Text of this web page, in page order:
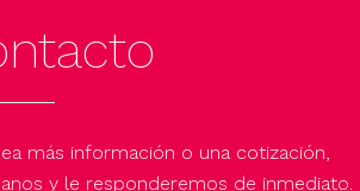
más información o una cotización,
y le responderemos de inmediato.